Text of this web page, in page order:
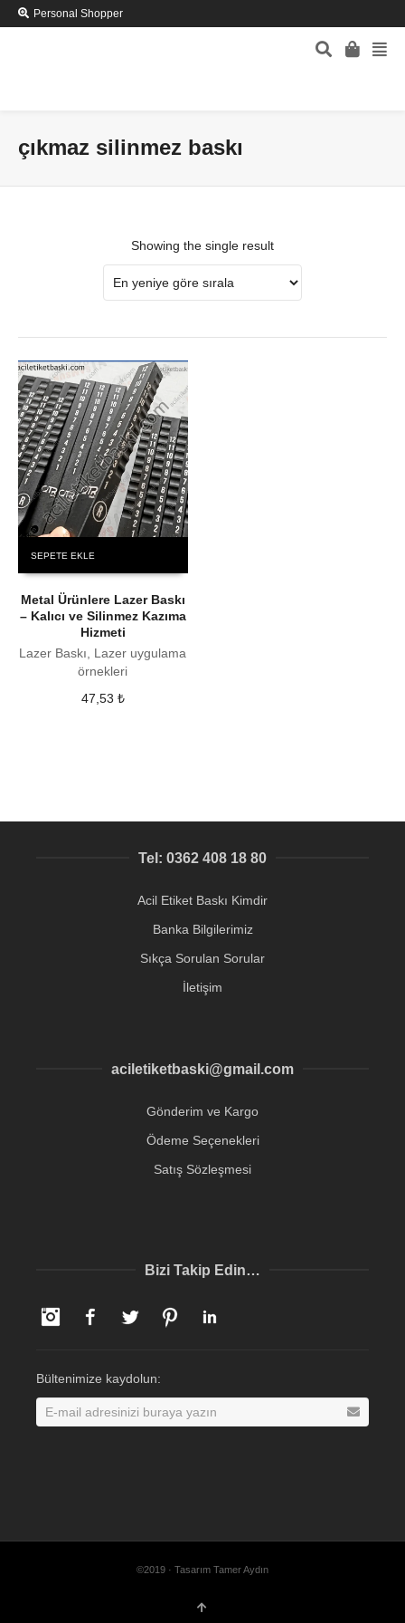
Personal Shopper
çıkmaz silinmez baskı
Showing the single result
SEPETE EKLE
Metal Ürünlere Lazer Baskı
– Kalıcı ve Silinmez Kazıma
Hizmeti
Lazer Baskı, Lazer uygulama
örnekleri
47,53 ₺
Tel: 0362 408 18 80
Acil Etiket Baskı Kimdir
Banka Bilgilerimiz
Sıkça Sorulan Sorular
İletişim
aciletiketbaski@gmail.com
Gönderim ve Kargo
Ödeme Seçenekleri
Satış Sözleşmesi
Bizi Takip Edin…
InstagramFacebookTwitter Pinterest
Bültenimize kaydolun:
©2019 · Tasarım Tamer Aydın